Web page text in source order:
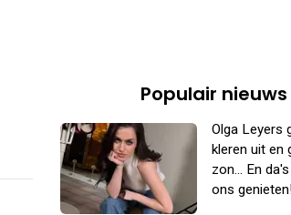
Populair nieuws
Olga Leyers
kleren uit en
zon... En
ons